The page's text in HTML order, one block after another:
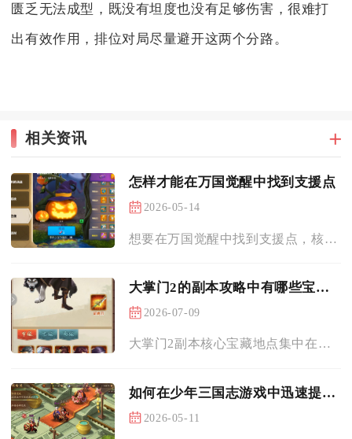
匮乏无法成型，既没有坦度也没有足够伤害，很难打
出有效作用，排位对局尽量避开这两个分路。
相关资讯
怎样才能在万国觉醒中找到支援点
2026-05-14
想要在万国觉醒中找到支援点，核心要依托地图视觉识别、斥候探索...
大掌门2的副本攻略中有哪些宝藏地点
2026-07-09
大掌门2副本核心宝藏地点集中在决战黑龙崖、终南古墓迷阵、江湖...
如何在少年三国志游戏中迅速提升军团长等级
2026-05-11